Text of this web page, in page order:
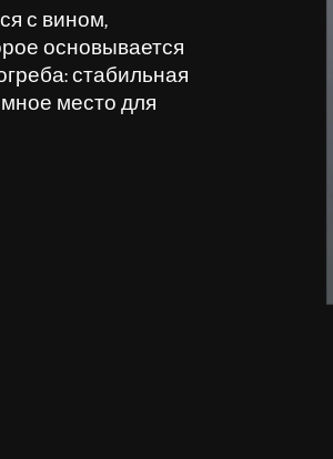
с вином,
основывается
стабильная
место для